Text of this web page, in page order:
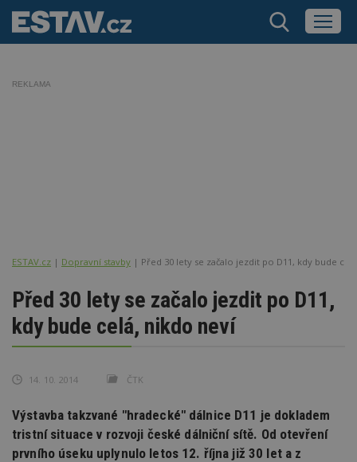
REKLAMA
ESTAV.cz Dopravní stavby Před 30 lety se začalo jezdit po D11, kdy bude
Před 30 lety se začalo jezdit po D11,
kdy bude celá, nikdo neví
14. 10. 2014 ČTK
Výstavba takzvané "hradecké" dálnice D11 je dokladem
tristní situace v rozvoji české dálniční sítě. Od otevření
prvního úseku uplynulo letos 12. října již 30 let a z